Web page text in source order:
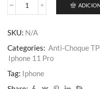
Iphone
quantidade
SKU: N/A
Categories: Anti-Choque
Iphone 11 Pro
Tag: Iphone